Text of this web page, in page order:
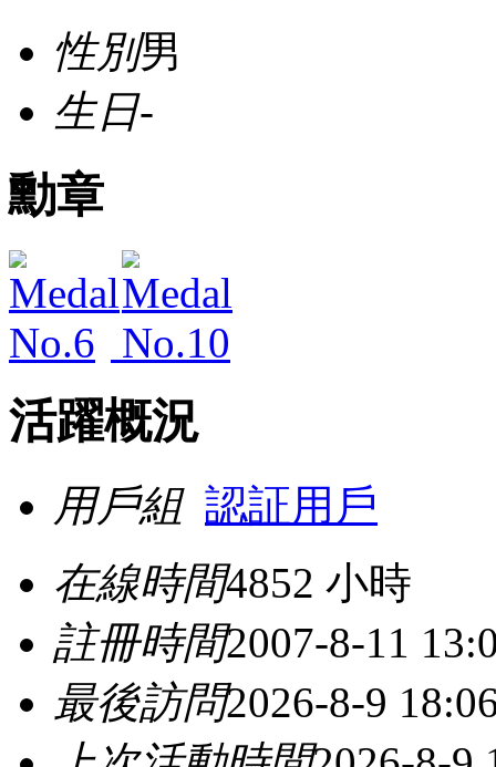
性別男
生日-
勳章
活躍概況
用戶組 認証用戶
在線時間4852 小時
註冊時間2007-8-11
最後訪問2026-8-9